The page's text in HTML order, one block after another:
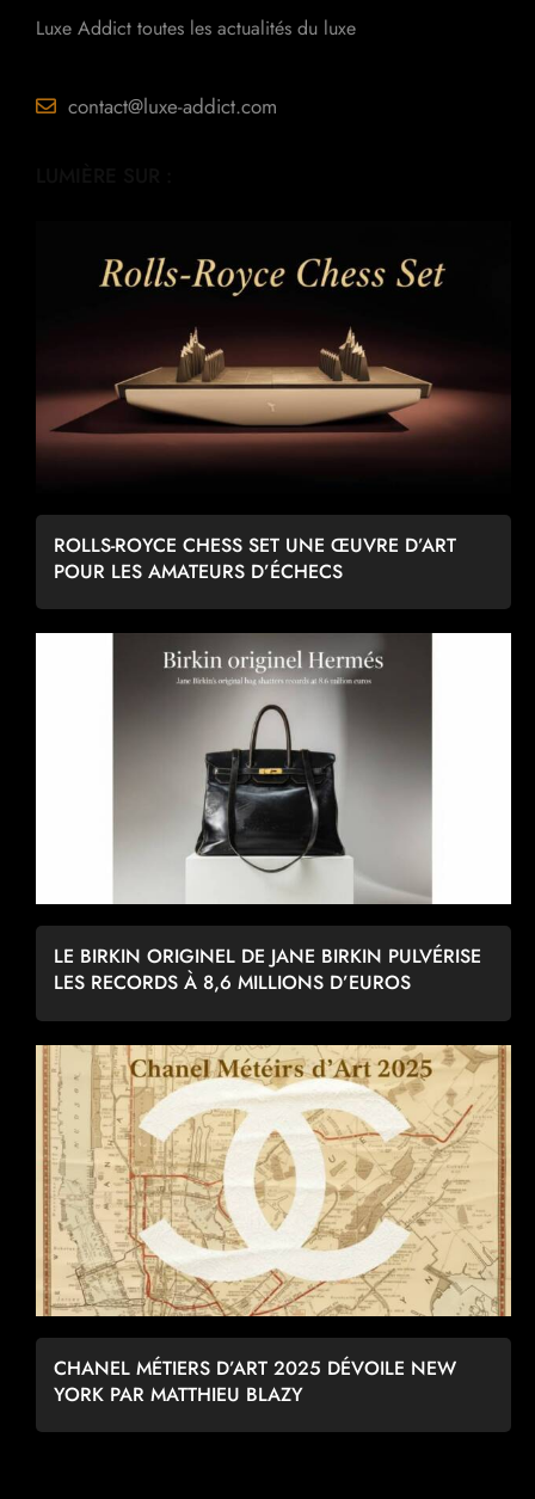
Luxe Addict toutes les actualités du luxe
contact@luxe-addict.com
ROLLS-ROYCE CHESS SET UNE ŒUVRE D’ART
POUR LES AMATEURS D’ÉCHECS
LE BIRKIN ORIGINEL DE JANE BIRKIN PULVÉRISE
LES RECORDS À 8,6 MILLIONS D’EUROS
CHANEL MÉTIERS D’ART 2025 DÉVOILE NEW
YORK PAR MATTHIEU BLAZY